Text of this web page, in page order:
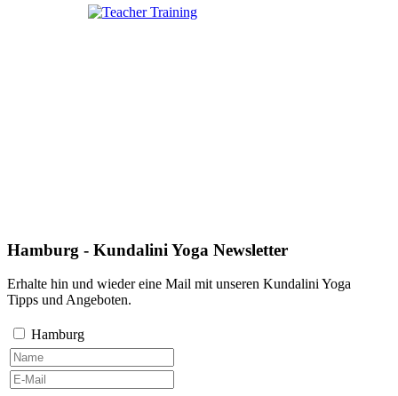
Hamburg - Kundalini Yoga Newsletter
Erhalte hin und wieder eine Mail mit unseren Kundalini Yoga
Tipps und Angeboten.
Hamburg